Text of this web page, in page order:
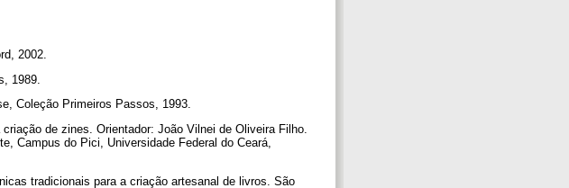
2002.
1989.
Coleção Primeiros Passos, 1993.
de zines. Orientador: João Vilnei de Oliveira Filho.
Campus do Pici, Universidade Federal do Ceará,
tradicionais para a criação artesanal de livros. São